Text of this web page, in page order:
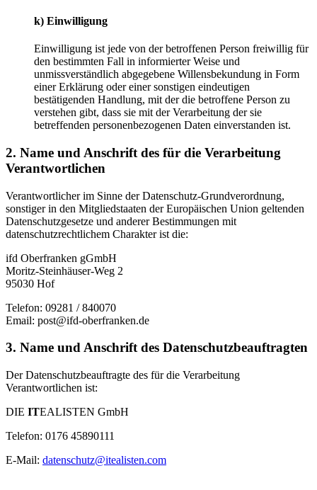
k) Einwilligung
Einwilligung ist jede von der betroffenen Person freiwillig für
den bestimmten Fall in informierter Weise und
unmissverständlich abgegebene Willensbekundung in Form
einer Erklärung oder einer sonstigen eindeutigen
bestätigenden Handlung, mit der die betroffene Person zu
verstehen gibt, dass sie mit der Verarbeitung der sie
betreffenden personenbezogenen Daten einverstanden ist.
2. Name und Anschrift des für die Verarbeitung
Verantwortlichen
Verantwortlicher im Sinne der Datenschutz-Grundverordnung,
sonstiger in den Mitgliedstaaten der Europäischen Union geltenden
Datenschutzgesetze und anderer Bestimmungen mit
datenschutzrechtlichem Charakter ist die:
ifd Oberfranken gGmbH
Moritz-Steinhäuser-Weg 2
95030 Hof
Telefon: 09281 / 840070
Email: post@ifd-oberfranken.de
3. Name und Anschrift des Datenschutzbeauftragten
Der Datenschutzbeauftragte des für die Verarbeitung
Verantwortlichen ist:
DIE ITEALISTEN GmbH
Telefon: 0176 45890111
E-Mail: datenschutz@itealisten.com